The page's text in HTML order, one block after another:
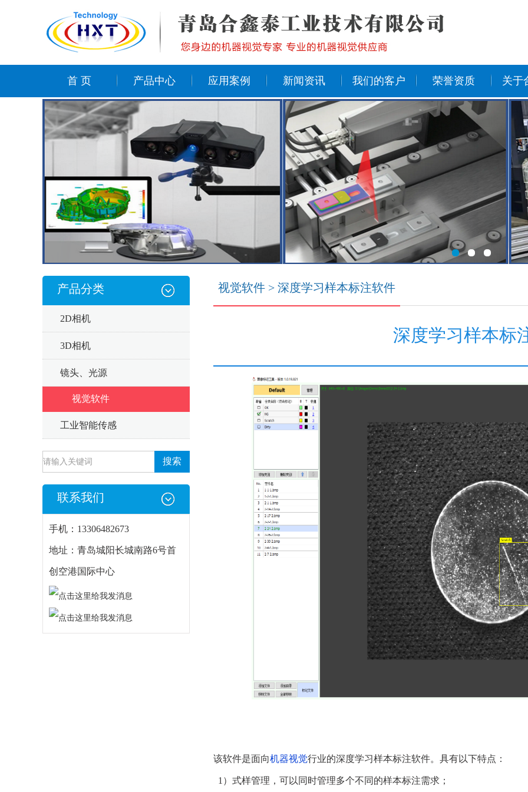
首 页 产品中心 应用案例 新闻资讯 我们的客户 荣誉资质 关于
产品分类
2D相机
3D相机
镜头、光源
视觉软件
工业智能传感
联系我们
手机：13306482673
地址：青岛城阳长城南路6号首
创空港国际中心
视觉软件 > 深度学习样本标注软件
深度学习样本标
该软件是面向机器视觉行业的深度学习样本标注软件。具有以下特点：
1）式样管理，可以同时管理多个不同的样本标注需求；